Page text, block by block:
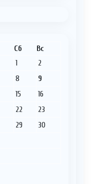
Сб Вс
1
2
8
9
15
16
22
23
29
30